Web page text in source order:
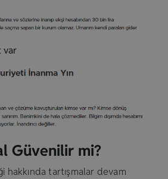
var
Güvenilir mi?
hakkında tartışmalar devam